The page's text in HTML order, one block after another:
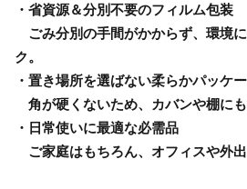
・省資源＆分別不要のフィルム包装
ごみ分別の手間がかからず、環境
ク。
・置き場所を選ばない柔らかパッケ
角が硬くないため、カバンや棚にも
・日常使いに最適な必需品
ご家庭はもちろん、オフィスや外出